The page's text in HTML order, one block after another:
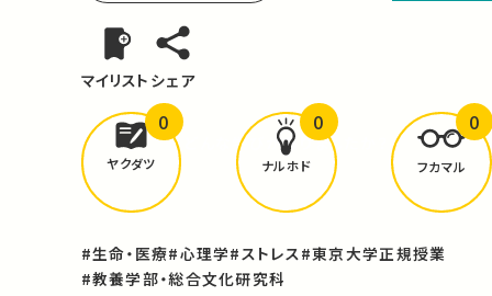
マイリスト シェア
どんな学びがありましたか？
ヤクダツ
0
ナルホド
0
フカマル
0
#生命・医療#心理学#ストレス#東京大学正規授業
#教養学部・総合文化研究科